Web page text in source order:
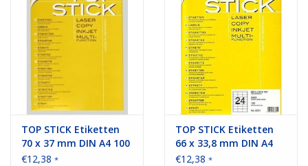
TOP STICK Etiketten
70 x 37 mm DIN A4 100
Blatt Packungen
€12,38 *
TOP STICK Etiketten
66 x 33,8 mm DIN A4
100 Blatt Packungen
€12,38 *